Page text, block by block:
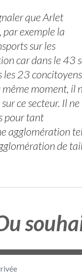
que Arlet
exemple la
sur les
car dans le 43
les 23
moment, il
ce secteur. Il ne
pour tant
agglomération
de